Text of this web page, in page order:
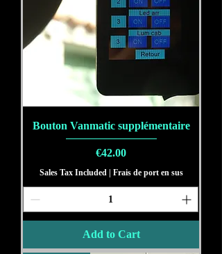
Bouton Vanmatic supplémentaire
Price
€42.00
Sales Tax Included | Frais de port en sus
Add to Cart